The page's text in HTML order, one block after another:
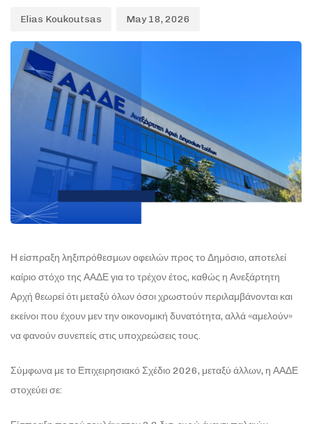
Elias Koukoutsas May 18, 2026
Η είσπραξη ληξιπρόθεσμων οφειλών προς το Δημόσιο, αποτελεί
καίριο στόχο της ΑΑΔΕ για το τρέχον έτος, καθώς η Ανεξάρτητη
Αρχή θεωρεί ότι μεταξύ όλων όσοι χρωστούν περιλαμβάνονται και
εκείνοι που έχουν μεν την οικονομική δυνατότητα, αλλά «αμελούν»
να φανούν συνεπείς στις υποχρεώσεις τους.
Σύμφωνα με το Επιχειρησιακό Σχέδιο 2026, μεταξύ άλλων, η ΑΑΔΕ
στοχεύει σε: